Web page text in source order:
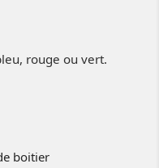
rouge ou vert.
boitier